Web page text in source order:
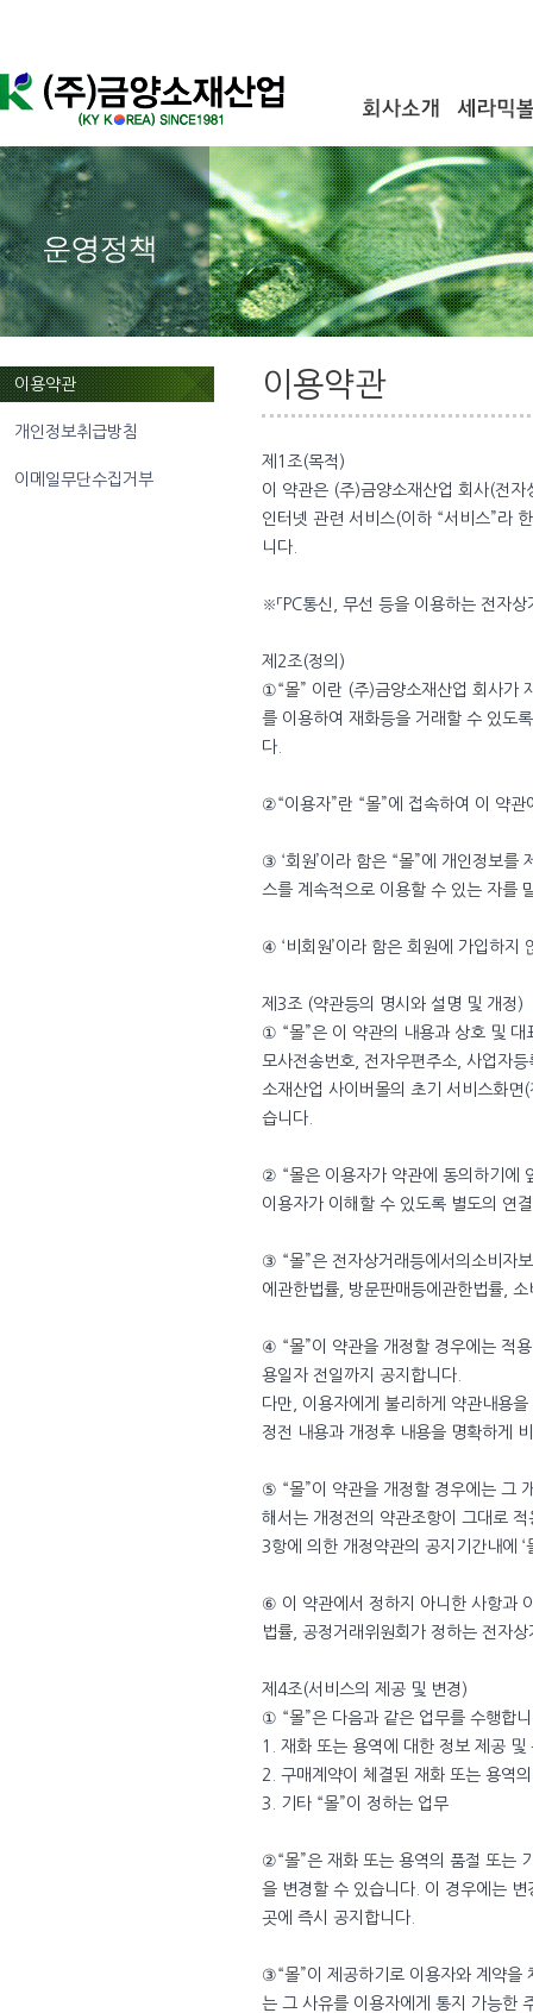
이용약관
개인정보취급방침
이메일무단수집거부
이용약관
제1조(목적)
이 약관은 (주)금양소재산업 회사(전
인터넷 관련 서비스(이하 “서비스”라
니다.
※「PC통신, 무선 등을 이용하는 전자
제2조(정의)
①“몰” 이란 (주)금양소재산업 회사가
를 이용하여 재화등을 거래할 수 있도
다.
②“이용자”란 “몰”에 접속하여 이 약
③ ‘회원’이라 함은 “몰”에 개인정보를
스를 계속적으로 이용할 수 있는 자를
④ ‘비회원’이라 함은 회원에 가입하지
제3조 (약관등의 명시와 설명 및 개정)
① “몰”은 이 약관의 내용과 상호 및 대
모사전송번호, 전자우편주소, 사업자
소재산업 사이버몰의 초기 서비스화
습니다.
② “몰은 이용자가 약관에 동의하기에
이용자가 이해할 수 있도록 별도의 연
③ “몰”은 전자상거래등에서의소비자
에관한법률, 방문판매등에관한법률,
④ “몰”이 약관을 개정할 경우에는 적
용일자 전일까지 공지합니다.
다만, 이용자에게 불리하게 약관내용
정전 내용과 개정후 내용을 명확하게
⑤ “몰”이 약관을 개정할 경우에는 그
해서는 개정전의 약관조항이 그대로
3항에 의한 개정약관의 공지기간내에
⑥ 이 약관에서 정하지 아니한 사항과
법률, 공정거래위원회가 정하는 전자
제4조(서비스의 제공 및 변경)
① “몰”은 다음과 같은 업무를 수행합
1. 재화 또는 용역에 대한 정보 제공 및
2. 구매계약이 체결된 재화 또는 용역
3. 기타 “몰”이 정하는 업무
②“몰”은 재화 또는 용역의 품절 또는
을 변경할 수 있습니다. 이 경우에는
곳에 즉시 공지합니다.
③“몰”이 제공하기로 이용자와 계약을
는 그 사유를 이용자에게 통지 가능한